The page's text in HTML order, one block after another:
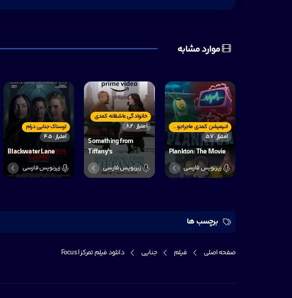
موارد مشابه
انیمیشن کمدی ماجراجویی
امتیاز : 5.7
Plankton: The Movie
زیرنویس فارسی
خانوادگی عاشقانه کمدی
امتیاز : 6.2
Something from
Tiffany's
زیرنویس فارسی
ترسناک جنایی درام
امتیاز : 4.5
Blackwater Lane
زیرنویس فارسی
برچسب ها
صفحه اصلی فیلم جنایی دانلود فیلم تمرکز | Focus